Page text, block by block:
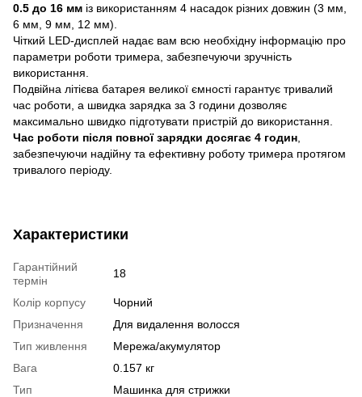
0.5 до 16 мм із використанням 4 насадок різних довжин (3 мм,
6 мм, 9 мм, 12 мм).
Чіткий LED-дисплей надає вам всю необхідну інформацію про
параметри роботи тримера, забезпечуючи зручність
використання.
Подвійна літієва батарея великої ємності гарантує тривалий
час роботи, а швидка зарядка за 3 години дозволяє
максимально швидко підготувати пристрій до використання.
Час роботи після повної зарядки досягає 4 годин
забезпечуючи надійну та ефективну роботу тримера протягом
тривалого періоду.
Характеристики
Гарантійний
термін
18
Колір корпусу
Чорний
Призначення
Для видалення волосся
Тип живлення
Мережа/акумулятор
Вага
0.157 кг
Тип
Машинка для стрижки